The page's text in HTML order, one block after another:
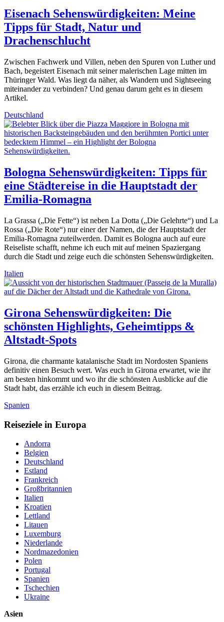
Eisenach Sehenswürdigkeiten: Meine
Tipps für Stadt, Natur und
Drachenschlucht
Zwischen Fachwerk und Villen, neben den Spuren von Luther und
Bach, begeistert Eisenach mit seiner malerischen Lage mitten im
Thüringer Wald. Was liegt da näher, als Wandern und Sightseeing
miteinander zu verbinden? Und genau darum geht es in diesem
Artikel.
Deutschland
Bologna Sehenswürdigkeiten: Tipps für
eine Städtereise in die Hauptstadt der
Emilia-Romagna
La Grassa („Die Fette“) ist neben La Dotta („Die Gelehrte“) und La
Rossa („Die Rote“) nur einer der Namen, die der Hauptstadt der
Emilia-Romagna zuteilwerden. Damit es Bologna auch auf eure
Reiseliste schafft, nehme ich euch mit auf meinen Spaziergang
durch die Stadt und zeige euch die schönsten Sehenswürdigkeiten.
Italien
Girona Sehenswürdigkeiten: Die
schönsten Highlights, Geheimtipps &
Altstadt-Spots
Girona, die charmante katalanische Stadt im Nordosten Spaniens
definitiv einen Besuch wert. Was euch in Girona erwartet, wie ihr
am besten hinkommt und wo ihr die schönsten Ausblicke auf die
Stadt habt, das erzähle ich euch in diesem Beitrag.
Spanien
Reiseziele in Europa
Andorra
Belgien
Deutschland
Estland
Frankreich
Großbritannien
Italien
Kroatien
Lettland
Litauen
Luxemburg
Niederlande
Nordmazedonien
Polen
Portugal
Spanien
Tschechien
Ukraine
Asien